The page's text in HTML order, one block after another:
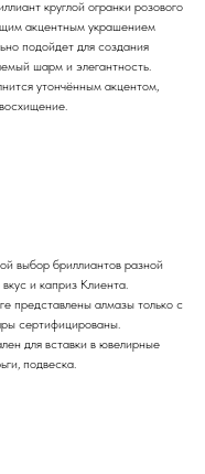
круглой огранки розового
акцентным украшением
подойдет для создания
шарм и элегантность.
утончённым акцентом,
выбор бриллиантов разной
и каприз Клиента.
представлены алмазы только с
сертифицированы.
для вставки в ювелирные
подвеска.